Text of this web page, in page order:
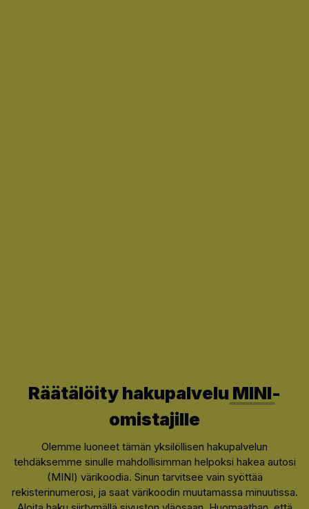
Räätälöity hakupalvelu MINI-
omistajille
Olemme luoneet tämän yksilöllisen hakupalvelun
tehdäksemme sinulle mahdollisimman helpoksi hakea autosi
(MINI) värikoodia. Sinun tarvitsee vain syöttää
rekisterinumerosi, ja saat värikoodin muutamassa minuutissa.